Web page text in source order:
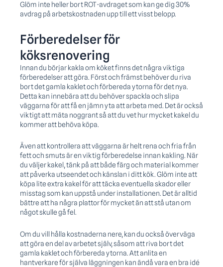
Glöm inte heller bort ROT-avdraget som kan ge dig 30%
avdrag på arbetskostnaden upp till ett visst belopp.
Förberedelser för
köksrenovering
Innan du börjar kakla om köket finns det några viktiga
förberedelser att göra. Först och främst behöver du riva
bort det gamla kaklet och förbereda ytorna för det nya.
Detta kan innebära att du behöver spackla och slipa
väggarna för att få en jämn yta att arbeta med. Det är också
viktigt att mäta noggrant så att du vet hur mycket kakel du
kommer att behöva köpa.
Även att kontrollera att väggarna är helt rena och fria från
fett och smuts är en viktig förberedelse innan kakling. När
du väljer kakel, tänk på att både färg och material kommer
att påverka utseendet och känslan i ditt kök. Glöm inte att
köpa lite extra kakel för att täcka eventuella skador eller
misstag som kan uppstå under installationen. Det är alltid
bättre att ha några plattor för mycket än att stå utan om
något skulle gå fel.
Om du vill hålla kostnaderna nere, kan du också överväga
att göra en del av arbetet själv, såsom att riva bort det
gamla kaklet och förbereda ytorna. Att anlita en
hantverkare för själva läggningen kan ändå vara en bra idé